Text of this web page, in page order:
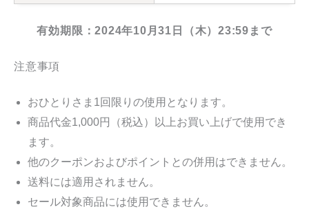
有効期限：2024年10月31日（木）23:59まで
注意事項
おひとりさま1回限りの使用となります。
商品代金1,000円（税込）以上お買い上げで使用でき
ます。
他のクーポンおよびポイントとの併用はできません。
送料には適用されません。
セール対象商品には使用できません。